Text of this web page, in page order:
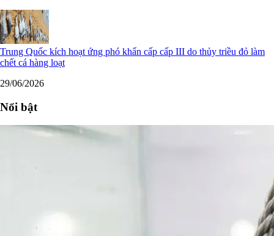
Trung Quốc kích hoạt ứng phó khẩn cấp cấp III do thủy triều đỏ làm
chết cá hàng loạt
29/06/2026
Nổi bật